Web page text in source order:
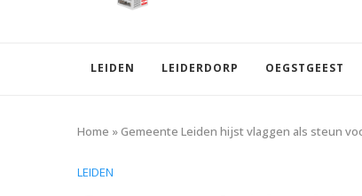
LEIDEN LEIDERDORP OEGSTGEEST
Home »Gemeente Leiden hijst vlaggen als steun
LEIDEN